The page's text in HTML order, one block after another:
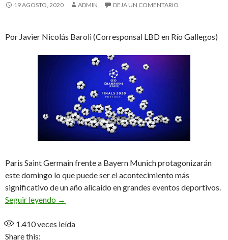
19 AGOSTO, 2020 ADMIN DEJA UN COMENTARIO
Por Javier Nicolás Baroli (Corresponsal LBD en Río Gallegos)
Paris Saint Germain frente a Bayern Munich protagonizarán
este domingo lo que puede ser el acontecimiento más
significativo de un año alicaído en grandes eventos deportivos.
Seguir leyendo Franceses y alemanes con la «Orejona» como
→
1.410veces leída
Share this: